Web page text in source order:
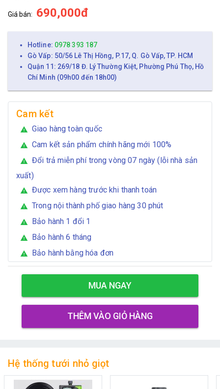
Giá bán: 690,000đ
Hotline: 0978 393 187
Gò Vấp: 50/56 Lê Thị Hồng, P.17, Q. Gò Vấp, TP. HCM
Quận 11: 269/18 Đ. Lý Thường Kiệt, Phường Phú Thọ, Hồ
Chí Minh (09h00 đến 18h00)
Cam kết
warning Giao hàng toàn quốc
warning Cam kết sản phẩm chính hãng mới 100%
warning
Đổi trả miễn phí trong vòng 07 ngày (lỗi nhà sản
xuất)
warning Được xem hàng trước khi thanh toán
warning Trong nội thành phố giao hàng 30 phút
warning Bảo hành 1 đổi 1
warning Bảo hành 6 tháng
warning Bảo hành bằng hóa đơn
MUA NGAY
THÊM VÀO GIỎ HÀNG
Hệ thống tưới nhỏ giọt